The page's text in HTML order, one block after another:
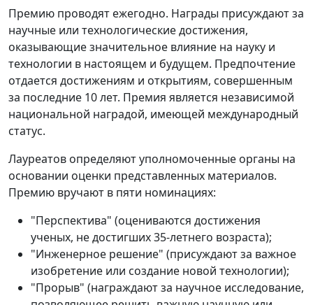
Премию проводят ежегодно. Награды присуждают за
научные или технологические достижения,
оказывающие значительное влияние на науку и
технологии в настоящем и будущем. Предпочтение
отдается достижениям и открытиям, совершенным
за последние 10 лет. Премия является независимой
национальной наградой, имеющей международный
статус.
Лауреатов определяют уполномоченные органы на
основании оценки представленных материалов.
Премию вручают в пяти номинациях:
"Перспектива" (оцениваются достижения
ученых, не достигших 35-летнего возраста);
"Инженерное решение" (присуждают за важное
изобретение или создание новой технологии);
"Прорыв" (награждают за научное исследование,